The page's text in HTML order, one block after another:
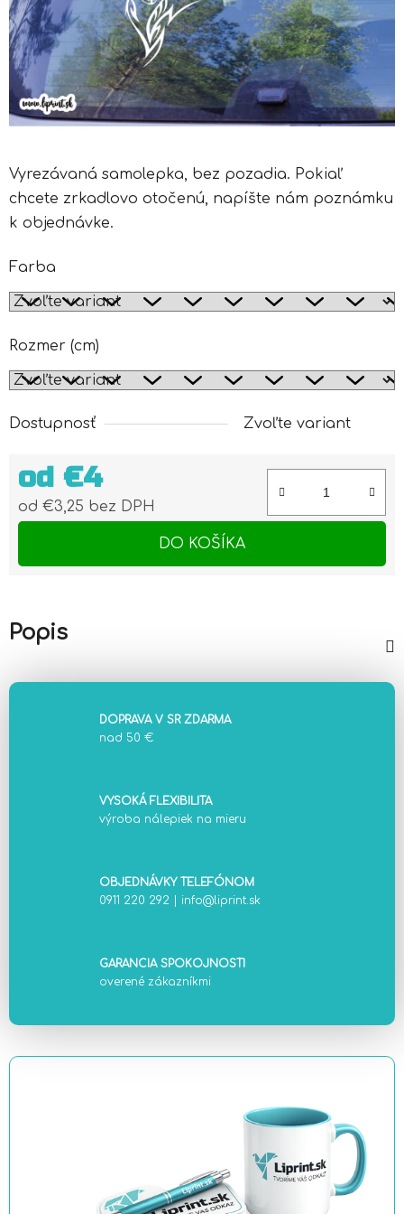
Vyrezávaná samolepka, bez pozadia. Pokiaľ
chcete zrkadlovo otočenú, napíšte nám poznámku
k objednávke.
Farba
Rozmer (cm)
Dostupnosť Zvoľte variant
od €4
od €3,25 bez DPH
DO KOŠÍKA
Popis
DOPRAVA V SR ZDARMA
nad 50 €
VYSOKÁ FLEXIBILITA
výroba nálepiek na mieru
OBJEDNÁVKY TELEFÓNOM
0911 220 292
info@liprint.sk
GARANCIA SPOKOJNOSTI
overené zákazníkmi